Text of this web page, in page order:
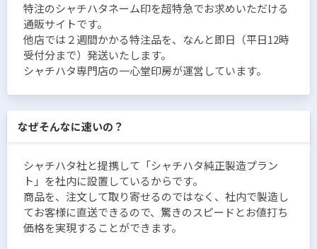
特注のシャチハタネーム印を超特急でお求めいただける
通販サイトです。
他店では２週間かかる特注品を、なんと即日（平日12時
受付分まで）発送いたします。
シャチハタ専門店の一心堂印房が運営しています。
なぜそんなに速いの？
シャチハタ社と提携して「シャチハタ純正製造プラン
ト」を社内に設置しているからです。
商品を、注文して取り寄せるのではなく、社内で製造し
てお客様に直送できるので、驚きのスピードとお値打ち
価格を実現することができます。